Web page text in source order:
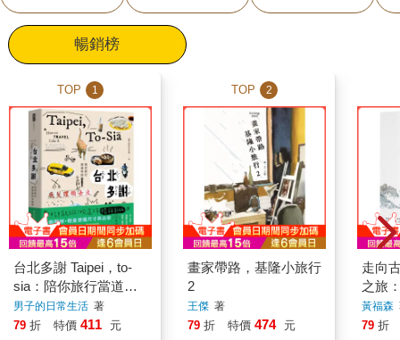
暢銷榜
TOP 1
台北多謝 Taipei，to-
sia：陪你旅行當道地
的台霸郎 How to travel
like a local（中英雙語
男子的日常生活 著
79 折 特價 411 元
TOP 2
畫家帶路，基隆小旅行
2
王傑 著
79 折 特價 474 元
走向
之旅
古道
台灣
黃福森
79 折